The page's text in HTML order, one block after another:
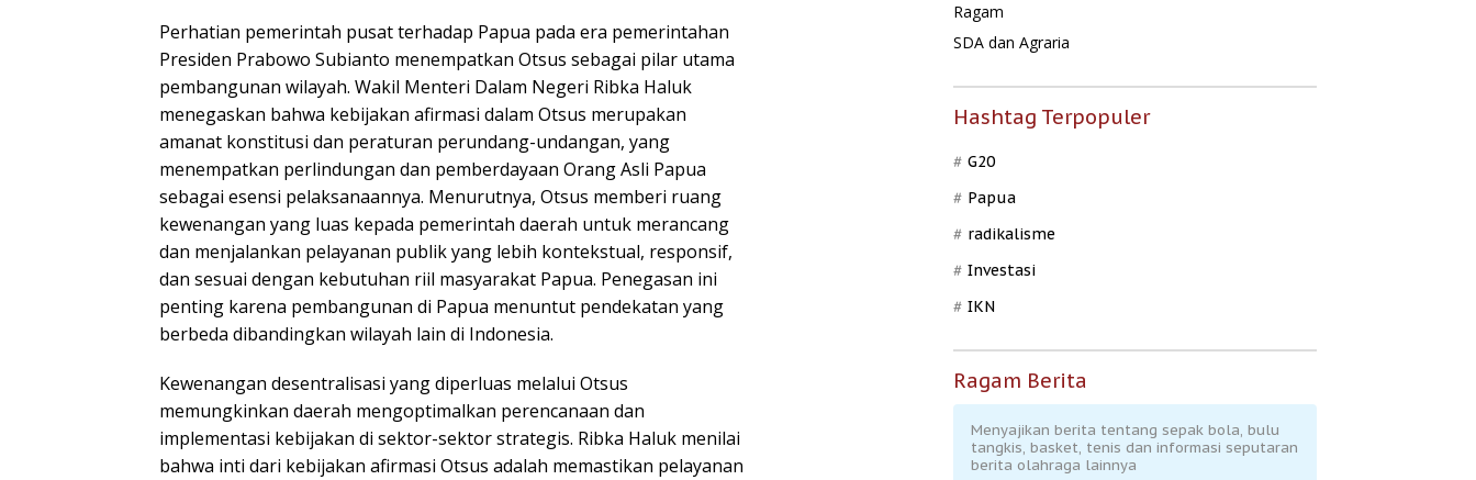
Perhatian pemerintah pusat terhadap Papua pada era pemerintahan
Presiden Prabowo Subianto menempatkan Otsus sebagai pilar utama
pembangunan wilayah. Wakil Menteri Dalam Negeri Ribka Haluk
menegaskan bahwa kebijakan afirmasi dalam Otsus merupakan
amanat konstitusi dan peraturan perundang-undangan, yang
menempatkan perlindungan dan pemberdayaan Orang Asli Papua
sebagai esensi pelaksanaannya. Menurutnya, Otsus memberi ruang
kewenangan yang luas kepada pemerintah daerah untuk merancang
dan menjalankan pelayanan publik yang lebih kontekstual, responsif,
dan sesuai dengan kebutuhan riil masyarakat Papua. Penegasan ini
penting karena pembangunan di Papua menuntut pendekatan yang
berbeda dibandingkan wilayah lain di Indonesia.
Kewenangan desentralisasi yang diperluas melalui Otsus
memungkinkan daerah mengoptimalkan perencanaan dan
implementasi kebijakan di sektor-sektor strategis. Ribka Haluk menilai
bahwa inti dari kebijakan afirmasi Otsus adalah memastikan pelayanan
Ragam
SDA dan Agraria
Hashtag Terpopuler
G20
Papua
radikalisme
Investasi
IKN
Ragam Berita
Menyajikan berita tentang sepak bola, bulu
tangkis, basket, tenis dan informasi seputaran
berita olahraga lainnya